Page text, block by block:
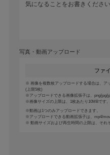
写真・動画アップロード
ファ
画像を複数枚アップロードする場合は、ア
(上限5枚)
アップロードできる画像拡張子は、png/jpg/
画像サイズの上限は、1枚あたり10MBです。
動画は1つのみアップロードできます。
アップロードできる動画拡張子は、mp4/mov
動画サイズおよび再生時間の上限は、それ